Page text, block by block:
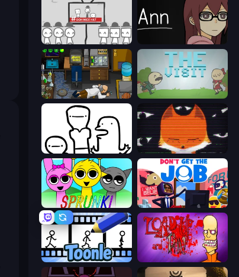
We Become What We Behold
Foreign Creature The Visit
I Don't Even Know SYNTAXIA
Sprunki Don't Get the Job
Toonle Load Up and Kill